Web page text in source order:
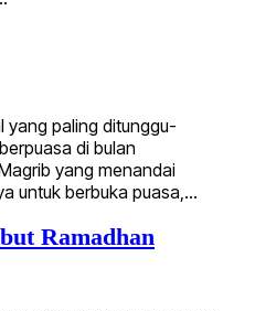
yang paling ditunggu-
di bulan
yang menandai
untuk berbuka puasa,…
Ramadhan